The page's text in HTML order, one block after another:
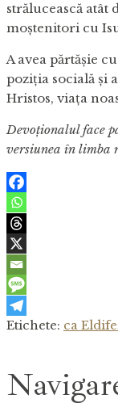
strălucească atât
moștenitori cu
A avea părtășie
poziția socială și
Hristos, viața
Devoționalul face
versiunea în limba
Etichete: ca El